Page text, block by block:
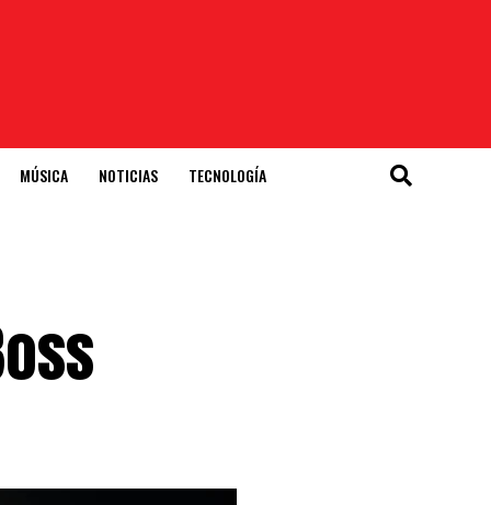
MÚSICA NOTICIAS TECNOLOGÍA